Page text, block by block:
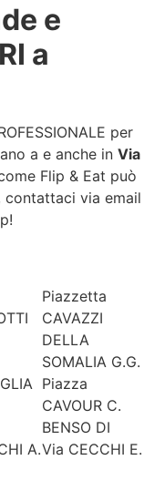
e
a
per
a e anche in Via
Flip & Eat può
via email
Piazzetta
CAVAZZI
DELLA
SOMALIA G.G.
Piazza
CAVOUR C.
BENSO DI
A.Via CECCHI E.